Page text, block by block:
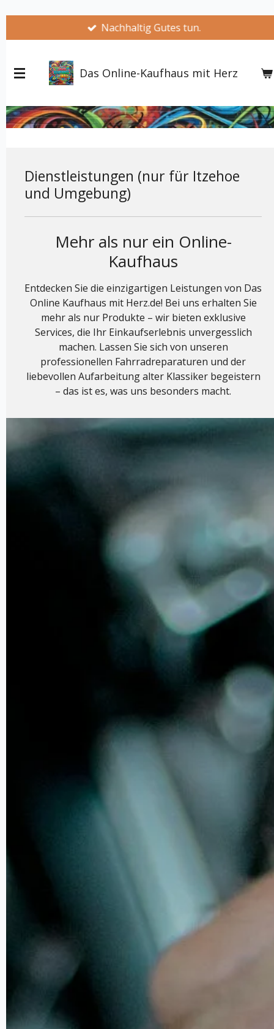
springen
Jeder Kauf hilft.
Das Online-Kaufhaus mit Herz
Dienstleistungen (nur für Itzehoe
und Umgebung)
Mehr als nur ein Online-
Kaufhaus
Entdecken Sie die einzigartigen Leistungen von Das
Online Kaufhaus mit Herz.de! Bei uns erhalten Sie
mehr als nur Produkte – wir bieten exklusive
Services, die Ihr Einkaufserlebnis unvergesslich
machen. Lassen Sie sich von unseren
professionellen Fahrradreparaturen und der
liebevollen Aufarbeitung alter Klassiker begeistern
– das ist es, was uns besonders macht.